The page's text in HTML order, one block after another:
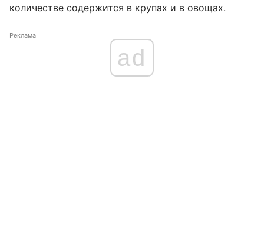
количестве содержится в крупах и в овощах.
Реклама
ad